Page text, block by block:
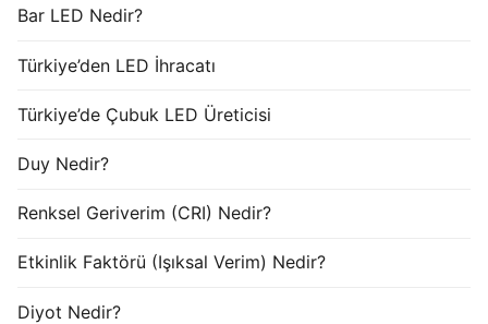
Bar LED Nedir?
Türkiye’den LED İhracatı
Türkiye’de Çubuk LED Üreticisi
Duy Nedir?
Renksel Geriverim (CRI) Nedir?
Etkinlik Faktörü (Işıksal Verim) Nedir?
Diyot Nedir?